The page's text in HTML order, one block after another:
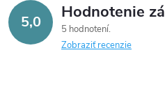
5,0 Hodnotenie
5 hodnotení
Zobraziť recenzie